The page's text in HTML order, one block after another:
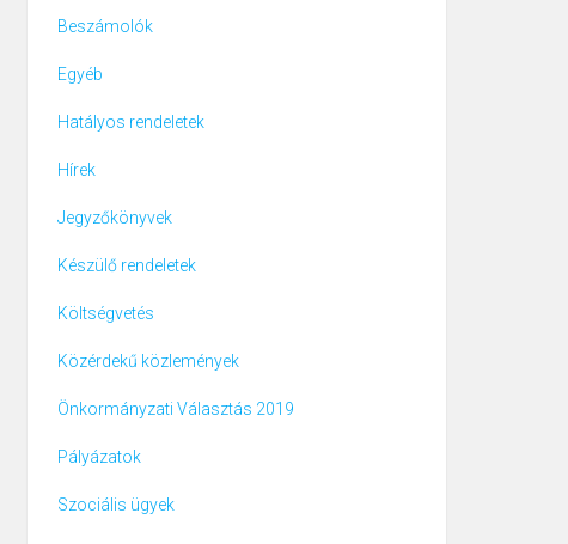
Beszámolók
Egyéb
Hatályos rendeletek
Hírek
Jegyzőkönyvek
Készülő rendeletek
Költségvetés
Közérdekű közlemények
Önkormányzati Választás 2019
Pályázatok
Szociális ügyek